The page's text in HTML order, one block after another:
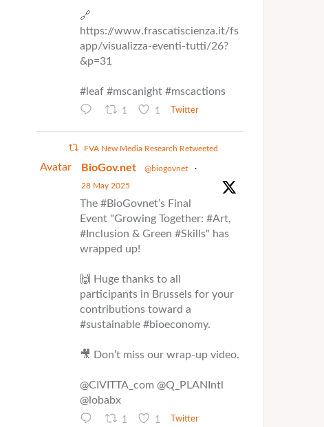
🔗
https://www.frascatiscienza.it/fs
app/visualizza-eventi-tutti/26?
&p=31
#leaf #mscanight #mscactions
1 1 Twitter
FVA New Media Research Retweeted
Avatar BioGov.net @biogovnet ·
28 May 2025
The #BioGovnet’s Final
Event "Growing Together: #Art,
#Inclusion & Green #Skills" has
wrapped up!
🙌 Huge thanks to all
participants in Brussels for your
contributions toward a
#sustainable #bioeconomy.
🎥 Don’t miss our wrap-up video.
@CIVITTA_com @Q_PLANIntl
@lobabx
1 1 Twitter